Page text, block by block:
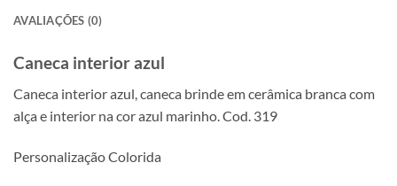
AVALIAÇÕES (0)
Caneca interior azul
Caneca interior azul, caneca brinde em cerâmica branca com
alça e interior na cor azul marinho. Cod. 319
Personalização Colorida